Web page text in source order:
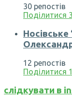
30 репостів
Поділитися
12 репостів
Поділитися
слідкувати в